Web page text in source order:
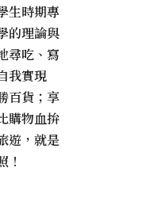
生時期專
的理論與
尋吃、寫
我實現
百貨；享
購物血拚
遊，就是
！